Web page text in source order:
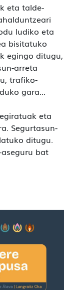
eta talde-
ludiko eta
bisitatuko
egingo ditugu,
arreta
trafiko-
gara...
eta
Segurtasun-
ditugu.
bat